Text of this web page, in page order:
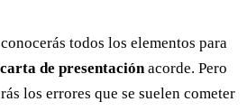
todos los elementos para
de presentaciónacorde. Pero
los errores que se suelen cometer